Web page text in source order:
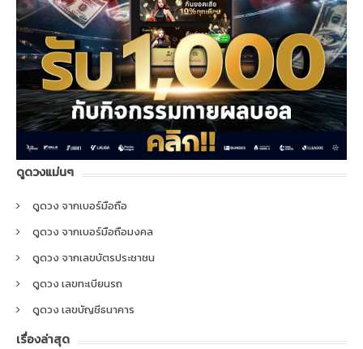
ดูดวงแม่นๆ
ดูดวง จากเบอร์มือถือ
ดูดวง จากเบอร์มือถือมงคล
ดูดวง จากเลขบัตรประชาชน
ดูดวง เลขทะเบียนรถ
ดูดวง เลขบัญชีธนาคาร
เรื่องล่าสุด